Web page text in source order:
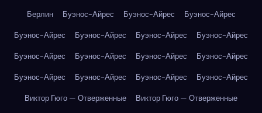
Берлин
Буэнос-Айрес Буэнос-Айрес
Буэнос-Айрес
Буэнос-Айрес
Буэнос-Айрес Буэнос-Айрес
Буэнос-Айрес
Буэнос-Айрес
Буэнос-Айрес Буэнос-Айрес
Буэнос-Айрес
Буэнос-Айрес
Буэнос-Айрес Буэнос-Айрес
Буэнос-Айрес
Виктор Гюго — Отверженные
Виктор Гюго — Отверженные